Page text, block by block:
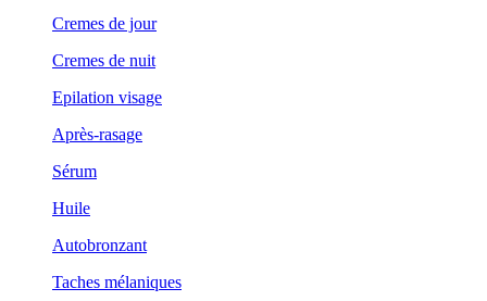
Cremes de jour
Cremes de nuit
Epilation visage
Après-rasage
Sérum
Huile
Autobronzant
Taches mélaniques